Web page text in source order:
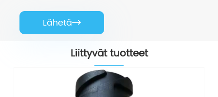
Lähetä
Liittyvät tuotteet